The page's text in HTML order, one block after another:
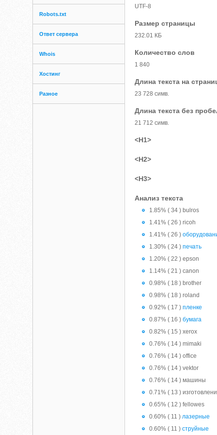
Robots.txt
Ответ сервера
Whois
Хостинг
Разное
UTF-8
Размер страницы
232.01 КБ
Количество слов
1 840
Длина текста на
23 728 симв.
Длина текста без
21 712 симв.
<H1>
<H2>
<H3>
Анализ текста
1.85% ( 34 ) bulros
1.41% ( 26 ) ricoh
1.41% ( 26 )
1.30% ( 24 )печать
1.20% ( 22 ) epson
1.14% ( 21 ) canon
0.98% ( 18 ) brother
0.98% ( 18 ) roland
0.92% ( 17 )пленке
0.87% ( 16 )бумага
0.82% ( 15 ) xerox
0.76% ( 14 ) mimaki
0.76% ( 14 ) office
0.76% ( 14 ) vektor
0.76% ( 14 ) машины
0.71% ( 13 )
0.65% ( 12 ) fellowes
0.60% ( 11 )лазерные
0.60% ( 11 )струйные